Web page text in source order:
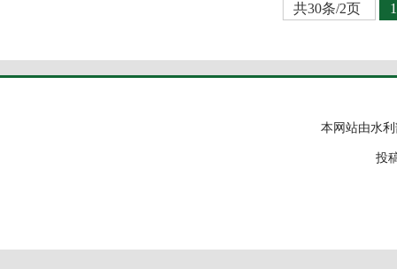
共30条/2页 1
本网站由水
投